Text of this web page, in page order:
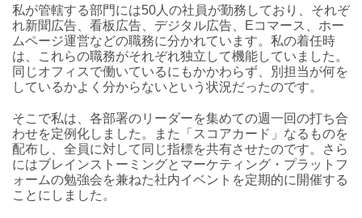
私が管轄する部門には50人の社員が勤務しており、それぞ
れ新聞広告、看板広告、デジタル広告、Eコマース、ホー
ムページ運営などの職務に分かれています。私の着任時
は、これらの職務がそれぞれ独立して機能していました。
同じオフィスで働いているにもかかわらず、別担当が何を
しているかよく分からないという状況だったのです。
そこで私は、各部署のリーダーを集めての週一回の打ち合
わせを定例化しました。また「スコアカード」なるものを
配布し、全員に対して同じ指標を共有させたのです。さら
にはブレインストーミングとマーケティング・プラットフ
ォームの勉強会を兼ねた社内イベントを定期的に開催する
ことにしました。